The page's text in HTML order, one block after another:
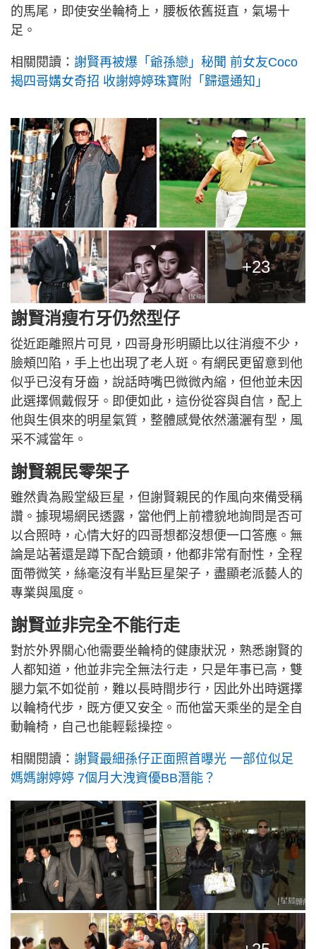
的馬尾，即使安坐輪椅上，腰板依舊挺直，氣場十
足。
相關閱讀： 謝賢再被爆「爺孫戀」秘聞 前女友Coco
揭四哥媾女奇招 收謝婷婷珠寶附「歸還通知」
+23
謝賢消瘦冇牙仍然型仔
從近距離照片可見，四哥身形明顯比以往消瘦不少，
臉頰凹陷，手上也出現了老人斑。有網民更留意到他
似乎已沒有牙齒，說話時嘴巴微微內縮，但他並未因
此選擇佩戴假牙。即便如此，這份從容與自信，配上
他與生俱來的明星氣質，整體感覺依然瀟灑有型，風
采不減當年。
謝賢親民零架子
雖然貴為殿堂級巨星，但謝賢親民的作風向來備受稱
讚。據現場網民透露，當他們上前禮貌地詢問是否可
以合照時，心情大好的四哥想都沒想便一口答應。無
論是站著還是蹲下配合鏡頭，他都非常有耐性，全程
面帶微笑，絲毫沒有半點巨星架子，盡顯老派藝人的
專業與風度。
謝賢並非完全不能行走
對於外界關心他需要坐輪椅的健康狀況，熟悉謝賢的
人都知道，他並非完全無法行走，只是年事已高，雙
腿力氣不如從前，難以長時間步行，因此外出時選擇
以輪椅代步，既方便又安全。而他當天乘坐的是全自
動輪椅，自己也能輕鬆操控。
相關閱讀： 謝賢最細孫仔正面照首曝光 一部位似足
媽媽謝婷婷 7個月大洩資優BB潛能？